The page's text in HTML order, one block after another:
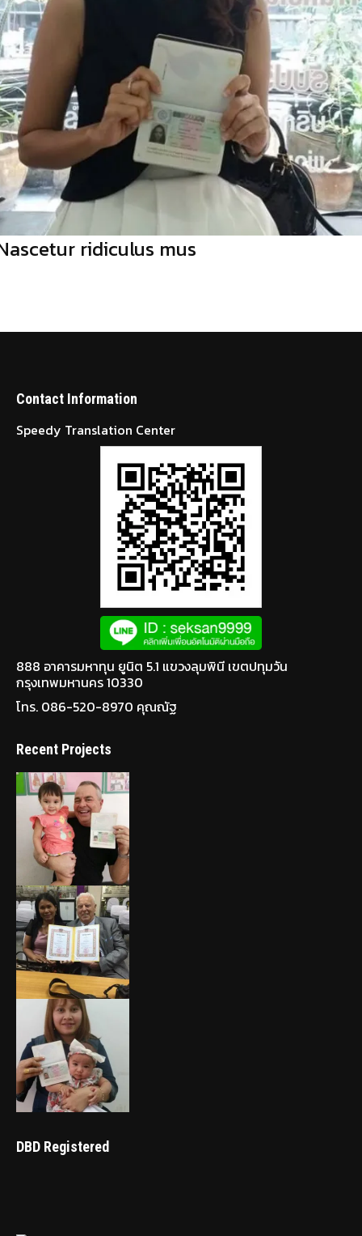
ridiculus mus
Contact Information
Speedy Translation Center
888 อาคารมหาทุน ยูนิต 5.1 แขวงลุมพินี เขตปทุมวัน
กรุงเทพมหานคร 10330
โทร. 086-520-8970 คุณณัฐ
Recent Projects
DBD Registered